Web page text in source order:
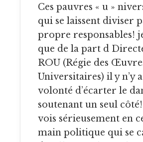
Ces pauvres « u »
qui se laissent diviser
propre responsables!
que de la part d
ROU (Régie des
Universitaires) il y n’y
volonté d’écarter le
soutenant un seul
vois sérieusement en
main politique qui se